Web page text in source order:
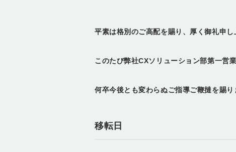
平素は格別のご高配を賜り、厚く御礼申し
このたび弊社CXソリューション部第一営
何卒今後とも変わらぬご指導ご鞭撻を賜り
移転日